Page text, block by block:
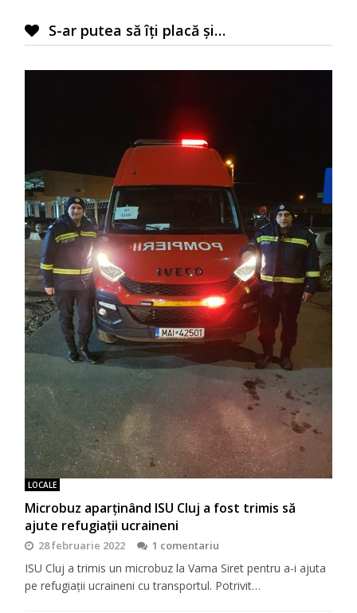
S-ar putea să îți placă și…
LOCALE
Microbuz aparținând ISU Cluj a fost trimis să
ajute refugiații ucraineni
28 februarie 2022 1 comentariu
ISU Cluj a trimis un microbuz la Vama Siret pentru a-i ajuta
pe refugiații ucraineni cu transportul. Potrivit…